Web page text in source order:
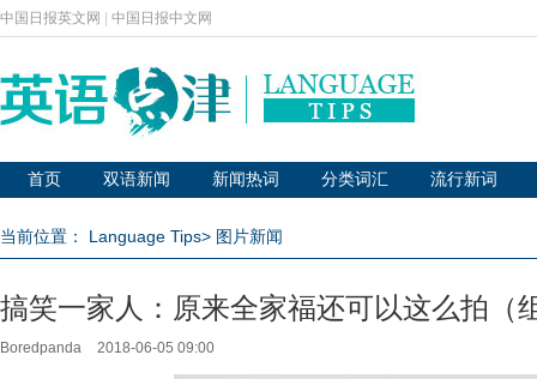
中国日报英文网 中国日报中文网
首页 双语新闻 新闻热词 分类词汇 流行新词
当前位置： Language Tips> 图片新闻
搞笑一家人：原来全家福还可以这么拍（
Boredpanda 2018-06-05 09:00